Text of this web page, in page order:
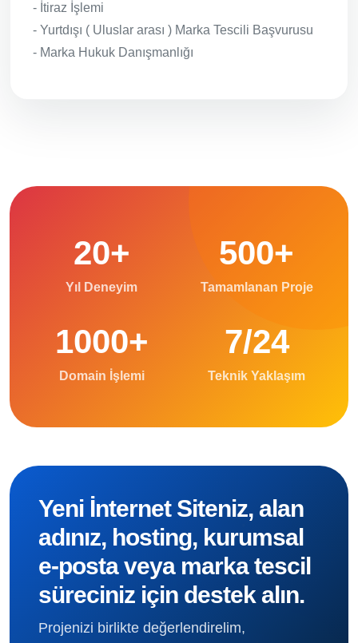
- İtiraz İşlemi
- Yurtdışı ( Uluslar arası ) Marka Tescili Başvurusu
- Marka Hukuk Danışmanlığı
20+
Yıl Deneyim
500+
Tamamlanan Proje
1000+
Domain İşlemi
7/24
Teknik Yaklaşım
Yeni İnternet Siteniz, alan
adınız, hosting, kurumsal
e-posta veya marka tescil
süreciniz için destek alın.
Projenizi birlikte değerlendirelim,